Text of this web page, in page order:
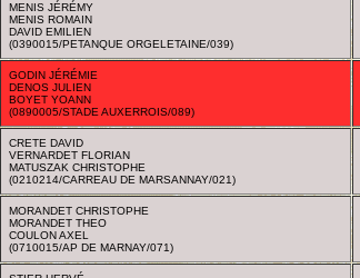
MENIS JÉRÉMY
MENIS ROMAIN
DAVID EMILIEN
(0390015/PETANQUE ORGELETAINE/039)
GODIN JÉRÉMIE
DENOS JULIEN
BOYET YOANN
(0890005/STADE AUXERROIS/089)
CRETE DAVID
VERNARDET FLORIAN
MATUSZAK CHRISTOPHE
(0210214/CARREAU DE MARSANNAY/021)
MORANDET CHRISTOPHE
MORANDET THEO
COULON AXEL
(0710015/AP DE MARNAY/071)